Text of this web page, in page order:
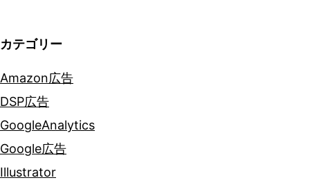
カテゴリー
Amazon広告
DSP広告
GoogleAnalytics
Google広告
Illustrator